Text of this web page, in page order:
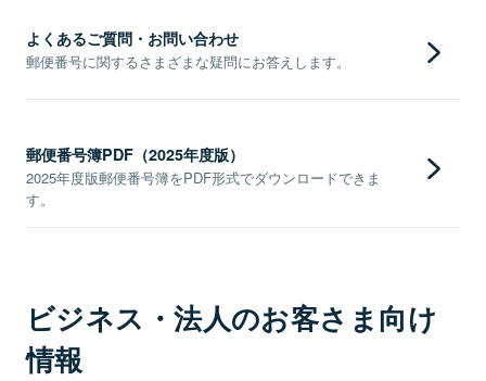
よくあるご質問・お問い合わせ
郵便番号に関するさまざまな疑問にお答えします。
郵便番号簿PDF（2025年度版）
2025年度版郵便番号簿をPDF形式でダウンロードできま
す。
ビジネス・法人のお客さま向け
情報